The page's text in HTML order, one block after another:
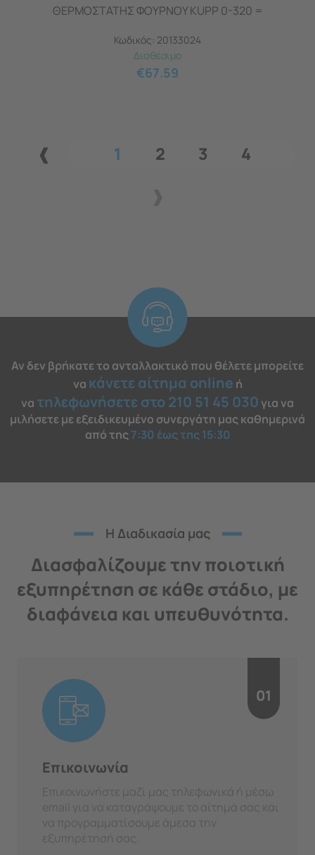
ΘΕΡΜΟΣΤΑΤΗΣ ΦΟΥΡΝΟΥ KUPP 0-320 =
Κωδικός: 20133024
Διαθέσιμο
€67.59
1 2 3 4
Αν δεν βρήκατε το ανταλλακτικό που θέλετε μπορείτε
να κάνετε αίτημα online ή
νατηλεφωνήσετε στο 210 51 45 030 για να
μιλήσετε με εξειδικευμένο συνεργάτη μας καθημερινά
από της7:30 έως της 15:30
H Διαδικασία μας
Διασφαλίζουμε την ποιοτική
εξυπηρέτηση σε κάθε στάδιο, με
διαφάνεια και υπευθυνότητα.
01
Επικοινωνία
Επικοινωνήστε μαζί μας τηλεφωνικά ή μέσω
email για να καταγράψουμε το αίτημά σας και
να προγραμματίσουμε άμεσα την
εξυπηρέτησή σας.